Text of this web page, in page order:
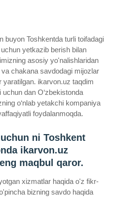
buyon Toshkentda turli toifadagi
yetkazib berish bilan
asosiy yo'nalishlaridan
chakana savdodagi mijozlar
ikarvon.uz taqdim
dan O‘zbekistonda
o‘nlab yetakchi kompaniya
foydalanmoqda.
ni Toshkent
ikarvon.uz
maqbul qaror.
xizmatlar haqida o'z fikr-
bizning savdo haqida